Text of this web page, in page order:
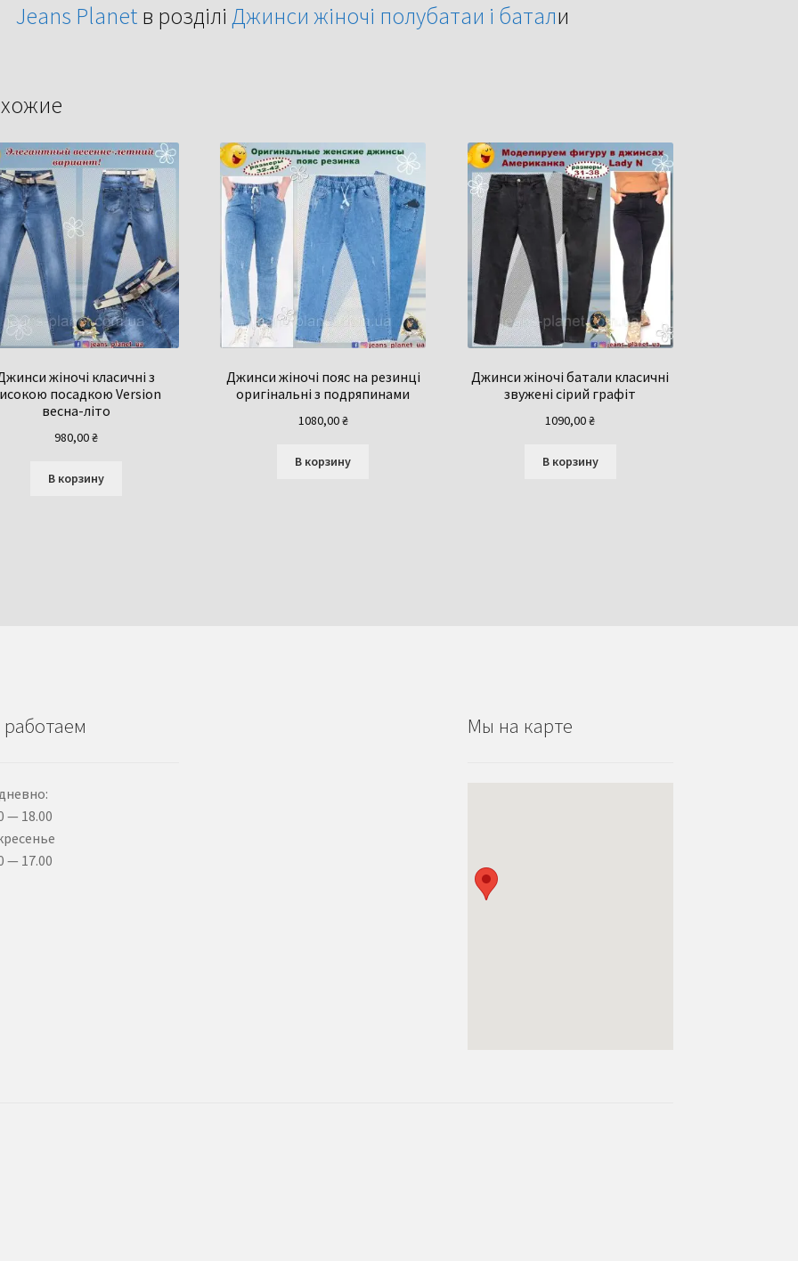
Jeans Planetв розділі Джинси жіночі полубатаи і батали
жіночі класичні з
посадкою Version
весна-літо
980,00₴
В корзину
Джинси жіночі пояс на резинці
оригінальні з подряпинами
1080,00₴
В корзину
Джинси жіночі батали класичні
звужені сірий графіт
1090,00₴
В корзину
— 18.00
— 17.00
Мы на карте